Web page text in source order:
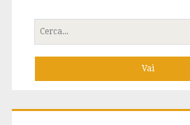
Cerca
per: